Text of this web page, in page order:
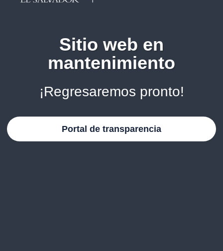
Sitio web en
mantenimiento
¡Regresaremos pronto!
Portal de transparencia